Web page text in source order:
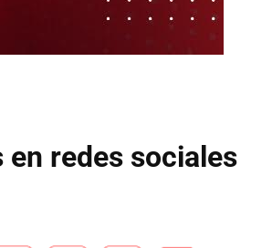
en redes sociales